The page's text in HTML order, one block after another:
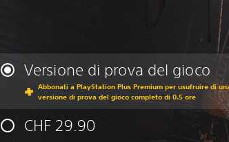
Versione di prova del gioco
Abbonati a PlayStation Plus Premium per usufruire di
versione di prova del gioco completo di 0.5 ore
CHF 29.90